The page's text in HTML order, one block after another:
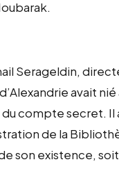
Serageldin,
avait nié
compte secret. Il
de la
son existence,